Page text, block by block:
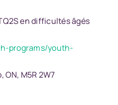
en difficultés âgés
programs/youth-
ON, M5R 2W7